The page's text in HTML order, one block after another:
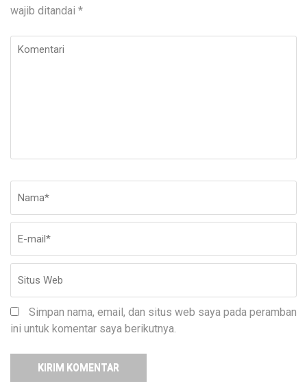
wajib ditandai *
Komentari
Simpan nama, email, dan situs web saya pada peramban
ini untuk komentar saya berikutnya.